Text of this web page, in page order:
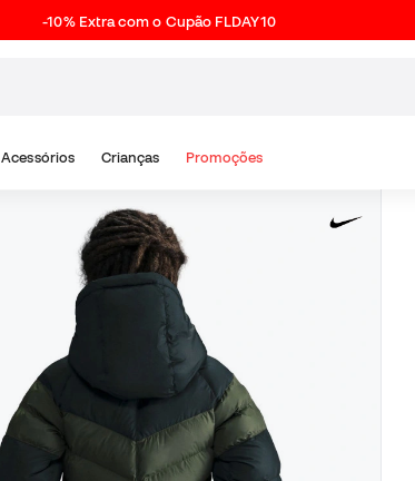
-10% Extra com o Cupão FLDAY10
Acessórios Crianças Promoções